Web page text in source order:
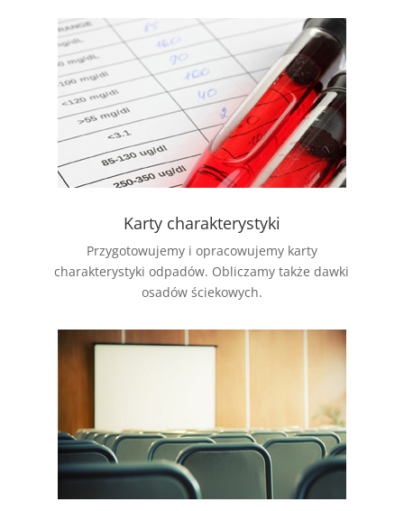
Karty charakterystyki
Przygotowujemy i opracowujemy karty
charakterystyki odpadów. Obliczamy także dawki
osadów ściekowych.